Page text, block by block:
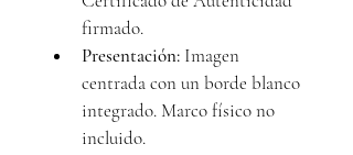
firmado.
Presentación: Imagen
centrada con un borde blanco
integrado. Marco físico no
incluido.